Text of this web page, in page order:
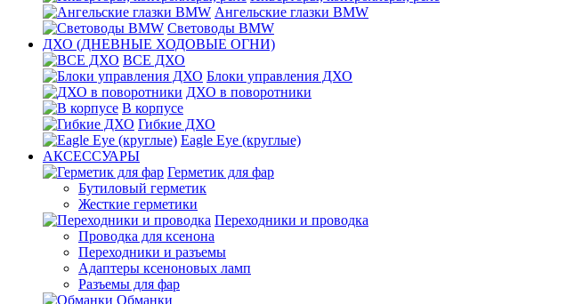
Ангельские глазки BMW
Световоды BMW
ДХО (ДНЕВНЫЕ ХОДОВЫЕ ОГНИ)
ВСЕ ДХО
Блоки управления ДХО
ДХО в поворотники
В корпусе
Гибкие ДХО
Eagle Eye (круглые)
АКСЕССУАРЫ
Герметик для фар
Бутиловый герметик
Жесткие герметики
Переходники и проводка
Проводка для ксенона
Переходники и разъемы
Адаптеры ксеноновых ламп
Разъемы для фар
Обманки